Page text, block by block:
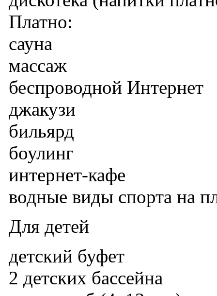
Платно:
сауна
массаж
беспроводной Интернет
джакузи
бильярд
боулинг
интернет-кафе
водные виды спорта на
Для детей
детский буфет
2 детских бассейна